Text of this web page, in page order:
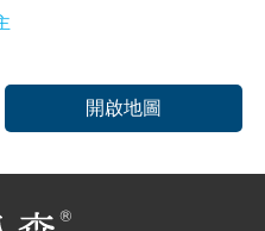
開啟地圖